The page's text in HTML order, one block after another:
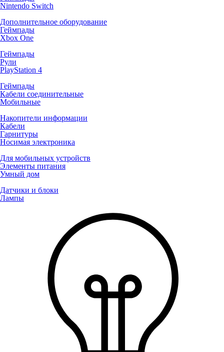
Nintendo Switch
Дополнительное оборудование
Геймпады
Xbox One
Геймпады
Рули
PlayStation 4
Геймпады
Кабели соединительные
Мобильные
Накопители информации
Кабели
Гарнитуры
Носимая электроника
Для мобильных устройств
Элементы питания
Умный дом
Датчики и блоки
Лампы